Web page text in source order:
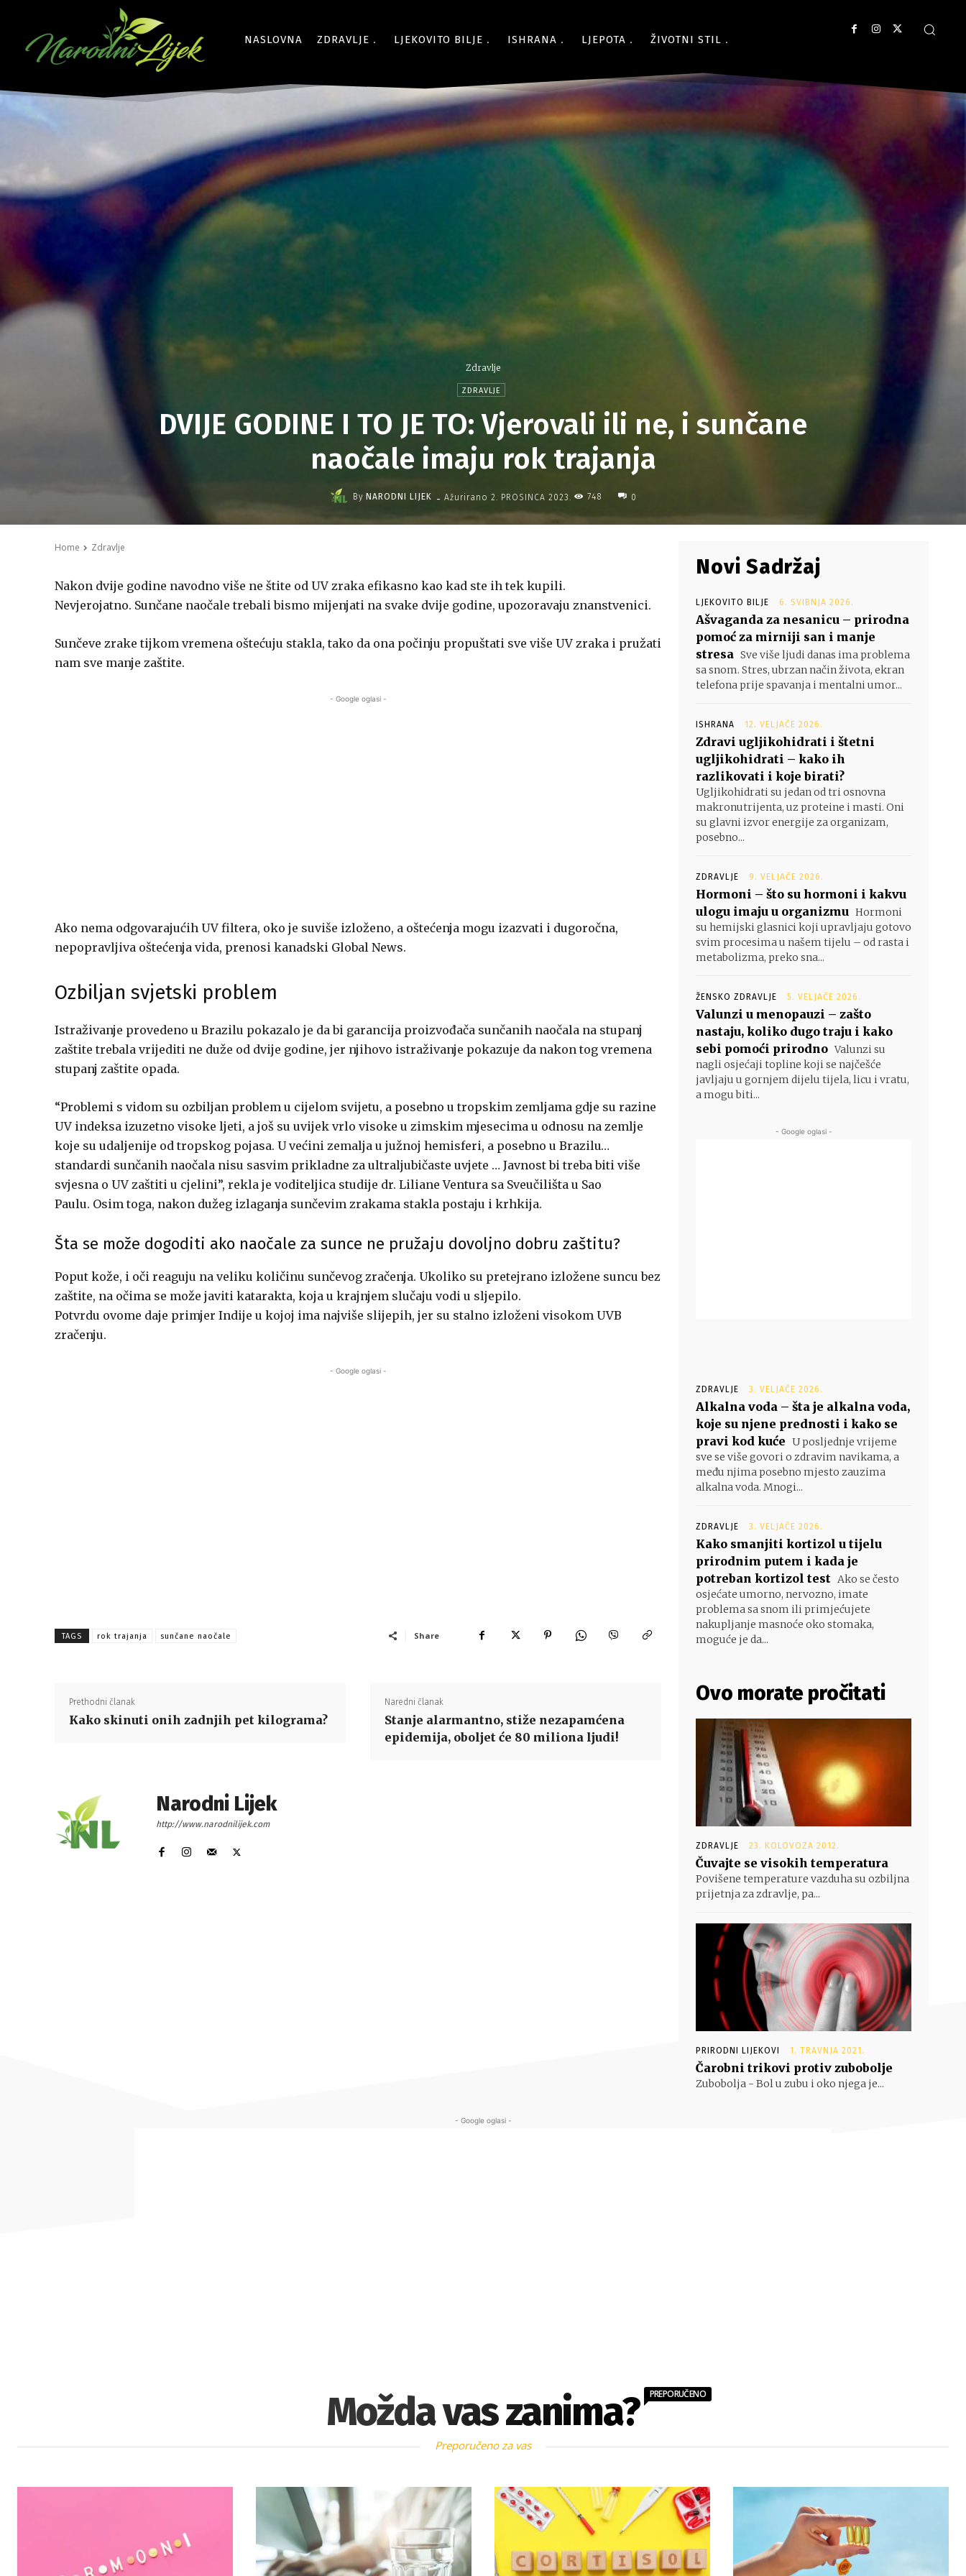
NASLOVNA ZDRAVLJE LJEKOVITO BILJE ISHRANA LJEPOTA ŽIVOTNI STIL
Zdravlje
ZDRAVLJE
DVIJE GODINE I TO JE TO: Vjerovali ili ne, i sunčane
naočale imaju rok trajanja
By NARODNI LIJEK - Ažurirano 2. PROSINCA 2023. 748 0
Home Zdravlje
Nakon dvije godine navodno više ne štite od UV zraka efikasno kao kad ste ih tek kupili.
Nevjerojatno. Sunčane naočale trebali bismo mijenjati na svake dvije godine, upozoravaju znanstvenici.
Sunčeve zrake tijkom vremena oštećuju stakla, tako da ona počinju propuštati sve više UV zraka i pružati
nam sve manje zaštite.
- Google oglasi -
Ako nema odgovarajućih UV filtera, oko je suviše izloženo, a oštećenja mogu izazvati i dugoročna,
nepopravljiva oštećenja vida, prenosi kanadski Global News.
Ozbiljan svjetski problem
Istraživanje provedeno u Brazilu pokazalo je da bi garancija proizvođača sunčanih naočala na stupanj
zaštite trebala vrijediti ne duže od dvije godine, jer njihovo istraživanje pokazuje da nakon tog vremena
stupanj zaštite opada.
“Problemi s vidom su ozbiljan problem u cijelom svijetu, a posebno u tropskim zemljama gdje su razine
UV indeksa izuzetno visoke ljeti, a još su uvijek vrlo visoke u zimskim mjesecima u odnosu na zemlje
koje su udaljenije od tropskog pojasa. U većini zemalja u južnoj hemisferi, a posebno u Brazilu…
standardi sunčanih naočala nisu sasvim prikladne za ultraljubičaste uvjete … Javnost bi treba biti više
svjesna o UV zaštiti u cjelini”, rekla je voditeljica studije dr. Liliane Ventura sa Sveučilišta u Sao
Paulu. Osim toga, nakon dužeg izlaganja sunčevim zrakama stakla postaju i krhkija.
Šta se može dogoditi ako naočale za sunce ne pružaju dovoljno dobru zaštitu?
Poput kože, i oči reaguju na veliku količinu sunčevog zračenja. Ukoliko su pretejrano izložene suncu bez
zaštite, na očima se može javiti katarakta, koja u krajnjem slučaju vodi u sljepilo.
Potvrdu ovome daje primjer Indije u kojoj ima najviše slijepih, jer su stalno izloženi visokom UVB
zračenju.
- Google oglasi -
TAGS rok trajanja sunčane naočale Share
Prethodni članak
Kako skinuti onih zadnjih pet kilograma?
Naredni članak
Stanje alarmantno, stiže nezapamćena
epidemija, oboljet će 80 miliona ljudi!
Narodni Lijek
http://www.narodnilijek.com
Novi Sadržaj
LJEKOVITO BILJE 6. SVIBNJA 2026.
Ašvaganda za nesanicu – prirodna
pomoć za mirniji san i manje
stresa Sve više ljudi danas ima problema
sa snom. Stres, ubrzan način života, ekran
telefona prije spavanja i mentalni umor...
ISHRANA 12. VELJAČE 2026.
Zdravi ugljikohidrati i štetni
ugljikohidrati – kako ih
razlikovati i koje birati?
Ugljikohidrati su jedan od tri osnovna
makronutrijenta, uz proteine i masti. Oni
su glavni izvor energije za organizam,
posebno...
ZDRAVLJE 9. VELJAČE 2026.
Hormoni – što su hormoni i kakvu
ulogu imaju u organizmu Hormoni
su hemijski glasnici koji upravljaju gotovo
svim procesima u našem tijelu – od rasta i
metabolizma, preko sna...
ŽENSKO ZDRAVLJE 5. VELJAČE 2026.
Valunzi u menopauzi – zašto
nastaju, koliko dugo traju i kako
sebi pomoći prirodno Valunzi su
nagli osjećaji topline koji se najčešće
javljaju u gornjem dijelu tijela, licu i vratu,
a mogu biti...
- Google oglasi -
ZDRAVLJE 3. VELJAČE 2026.
Alkalna voda – šta je alkalna voda,
koje su njene prednosti i kako se
pravi kod kuće U posljednje vrijeme
sve se više govori o zdravim navikama, a
među njima posebno mjesto zauzima
alkalna voda. Mnogi...
ZDRAVLJE 3. VELJAČE 2026.
Kako smanjiti kortizol u tijelu
prirodnim putem i kada je
potreban kortizol test Ako se često
osjećate umorno, nervozno, imate
problema sa snom ili primjećujete
nakupljanje masnoće oko stomaka,
moguće je da...
Ovo morate pročitati
ZDRAVLJE 23. KOLOVOZA 2012.
Čuvajte se visokih temperatura
Povišene temperature vazduha su ozbiljna
prijetnja za zdravlje, pa...
PRIRODNI LIJEKOVI 1. TRAVNJA 2021.
Čarobni trikovi protiv zubobolje
Zubobolja - Bol u zubu i oko njega je...
- Google oglasi -
Možda vas zanima? PREPORUČENO
Preporučeno za vas